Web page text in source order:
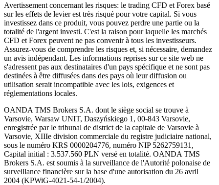
Avertissement concernant les risques: le trading CFD et Forex basé
sur les effets de levier est très risqué pour votre capital. Si vous
investissez dans ce produit, vous pouvez perdre une partie ou la
totalité de l'argent investi. C'est la raison pour laquelle les marchés
CFD et Forex peuvent ne pas convenir à tous les investisseurs.
Assurez-vous de comprendre les risques et, si nécessaire, demandez
un avis indépendant. Les informations reprises sur ce site web ne
s'adressent pas aux destinataires d'un pays spécifique et ne sont pas
destinées à être diffusées dans des pays où leur diffusion ou
utilisation serait incompatible avec les lois, exigences et
réglementations locales.
OANDA TMS Brokers S.A. dont le siège social se trouve à
Varsovie, Warsaw UNIT, Daszyńskiego 1, 00-843 Varsovie,
enregistrée par le tribunal de district de la capitale de Varsovie à
Varsovie, XIIIe division commerciale du registre judiciaire national,
sous le numéro KRS 0000204776, numéro NIP 5262759131,
Capital initial : 3.537.560 PLN versé en totalité. OANDA TMS
Brokers S.A. est soumis à la surveillance de l'Autorité polonaise de
surveillance financière sur la base d'une autorisation du 26 avril
2004 (KPWiG-4021-54-1/2004).